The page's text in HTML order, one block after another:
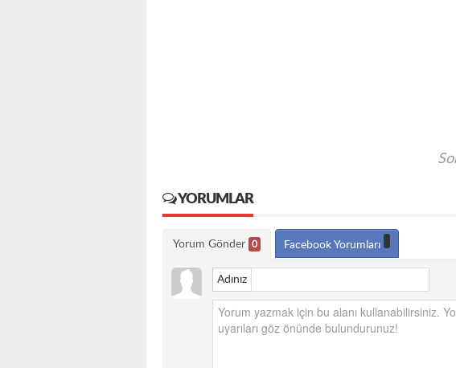
YORUMLAR
Yorum Gönder 0 Facebook Yorumları
Adınız